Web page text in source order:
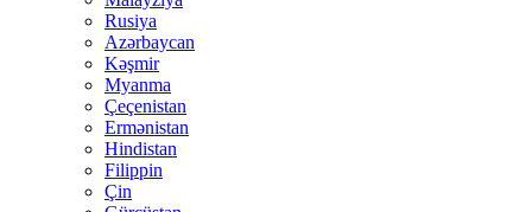
Rusiya
Azərbaycan
Kəşmir
Myanma
Çeçenistan
Ermənistan
Hindistan
Filippin
Çin